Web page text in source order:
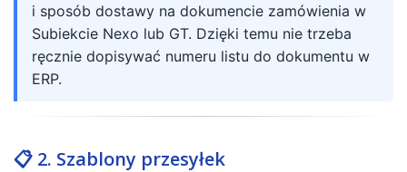
i sposób dostawy na dokumencie zamówienia w
Subiekcie Nexo lub GT. Dzięki temu nie trzeba
ręcznie dopisywać numeru listu do dokumentu w
ERP.
📋 2. Szablony przesyłek